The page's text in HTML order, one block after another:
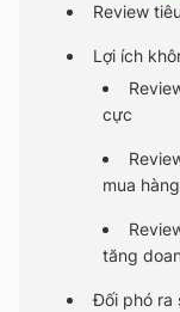
Review
Lợi ích
cực
mua hàng
tăng
Đối phó ra